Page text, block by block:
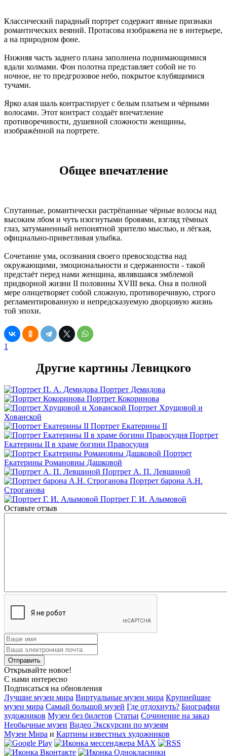
Классический парадный портрет содержит явные признаки
романтических веяний. Протасова изображена не в интерьере,
а на природном фоне.
Нижняя часть заднего плана заполнена поднимающимися
вдали холмами. Фон полотна представляет собой не то
ночное, не то предгрозовое небо, покрытое клубящимися
тучами.
Ярко алая шаль контрастирует с белым платьем и чёрными
волосами. Этот контраст создаёт впечатление
противоречивости, душевной сложности женщины,
изображённой на портрете.
Общее впечатление
Спутанные, романтически растрёпанные чёрные волосы над
высоким лбом и чуть изогнутыми бровями, взгляд тёмных
глаз, затуманенный непонятной зрителю мыслью, и лёгкая,
официально-приветливая улыбка.
Сочетание ума, осознания своего превосходства над
окружающими, эмоциональности и сдержанности - такой
предстаёт перед нами женщина, являвшаяся эмблемой
придворной жизни II половины XVIII века. Она в полной
мере олицетворяет собой сложную, противоречивую, строго
регламентированную и непредсказуемую дворцовую жизнь
той эпохи.
1
Другие картины Левицкого
Портрет Демидова
Портрет Кокоринова
Портрет Хрущовой и
Хованской
Портрет Екатерины II
Портрет
Екатерины II в храме богини Правосудия
Портрет
Екатерины Романовны Дашковой
Портрет А. П. Левшиной
Портрет барона А.Н.
Строганова
Портрет Г. И. Алымовой
Оставьте отзыв
Открывайте новое!
С нами интересно
Подписаться на обновления
Лучшие музеи мира Виртуальные музеи мира Крупнейшие
музеи мира Самый большой музей Где отдохнуть? Биографии
художников Музеи без билетов Статьи Сочинение на заказ
Необычные музеи Видео Экскурсии по музеям
Музеи Мира и Картины известных художников